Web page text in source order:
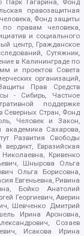
Парк Гагарина, Фонд
правозащитная
Фонд защиты
по правам человека,
и социального
центр, Гражданское
Сутяжник,
в Калининграде по
и проектов Совета
организаций,
Прав Средств
- Сибирь, Частное
поддержке
Северных Стран, Фонд
Человек и Закон,
академика Сахарова,
Развития Свободы
Евразийская
Кривенко
Шнырова Ольга
Ольга Борисовна,
Евгеньевна, Ривина
Бойко Анатолий
Георгиевич, Аверин
Шевченко Дмитрий
Ирина Ароновна,
Созаев
Исакова Ирина